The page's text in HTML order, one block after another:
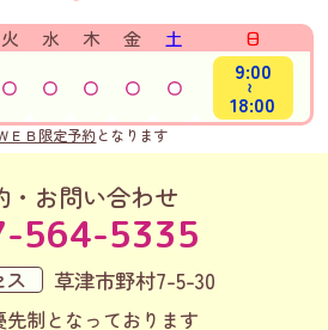
火 水 木 金 土 日
9:00
～
18:00
ＥＢ限定予約 となります
・お問い合わせ
564-5335
ス 草津市野村7-5-30
先制となっております